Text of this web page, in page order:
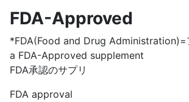
FDA-Approved
*FDA(Food and Drug Administration)=
a FDA-Approved supplement
FDA承認のサプリ
FDA approval